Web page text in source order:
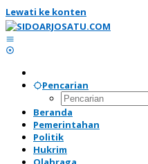
Lewati ke konten
Pencarian
Beranda
Pemerintahan
Politik
Hukrim